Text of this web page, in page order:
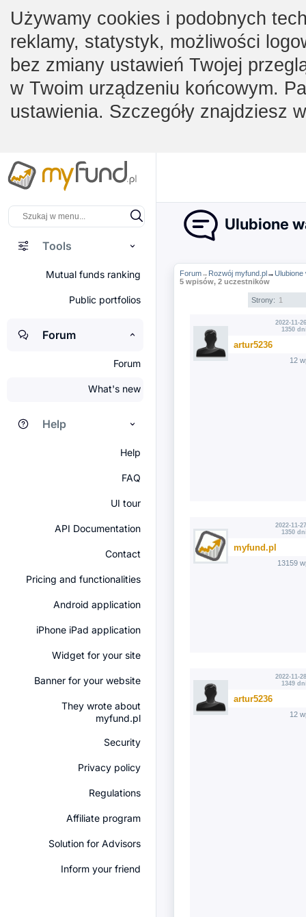
Używamy cookies i podobnych
reklamy, statystyk, możliwości
bez zmiany ustawień Twojej
w Twoim urządzeniu końcowym.
ustawienia. Szczegóły znajdziesz
Tools
Mutual funds ranking
Public portfolios
Forum
Forum
What's new
Help
Help
FAQ
UI tour
API Documentation
Contact
Pricing and functionalities
Android application
iPhone iPad application
Widget for your site
Banner for your website
They wrote about
myfund.pl
Security
Privacy policy
Regulations
Affiliate program
Solution for Advisors
Inform your friend
Ulubione
Forum→ Rozwój myfund.pl→Ulubione
5 wpisów, 2 uczestników
Strony: 1
2022-11-
1350
artur5236
12
2022-11-
1350
myfund.pl
13159
2022-11-
1349
artur5236
12